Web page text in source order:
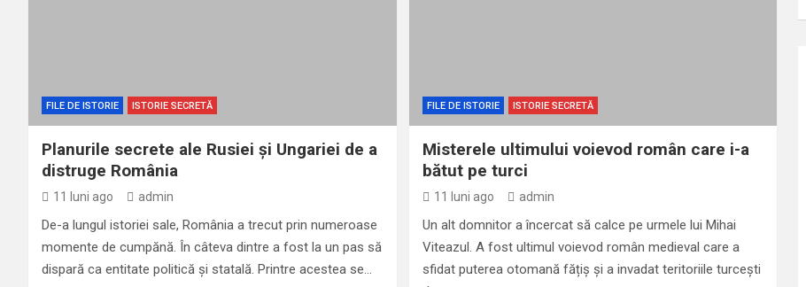
FILE DE ISTORIE ISTORIE SECRETĂ
Planurile secrete ale Rusiei și Ungariei de a
distruge România
11 luni ago admin
De-a lungul istoriei sale, România a trecut prin numeroase
momente de cumpănă. În câteva dintre a fost la un pas să
dispară ca entitate politică și statală. Printre acestea se…
FILE DE ISTORIE ISTORIE SECRETĂ
Misterele ultimului voievod român care i-a
bătut pe turci
11 luni ago admin
Un alt domnitor a încercat să calce pe urmele lui Mihai
Viteazul. A fost ultimul voievod român medieval care a
sfidat puterea otomană fățiș și a invadat teritoriile turcești